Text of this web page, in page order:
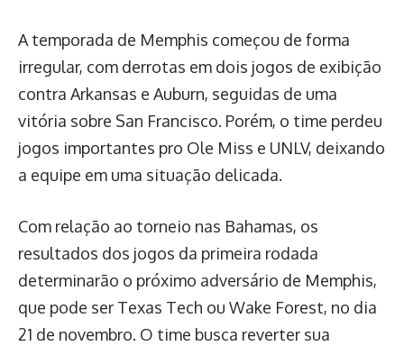
A temporada de Memphis começou de forma
irregular, com derrotas em dois jogos de exibição
contra Arkansas e Auburn, seguidas de uma
vitória sobre San Francisco. Porém, o time perdeu
jogos importantes pro Ole Miss e UNLV, deixando
a equipe em uma situação delicada.
Com relação ao torneio nas Bahamas, os
resultados dos jogos da primeira rodada
determinarão o próximo adversário de Memphis,
que pode ser Texas Tech ou Wake Forest, no dia
21 de novembro. O time busca reverter sua